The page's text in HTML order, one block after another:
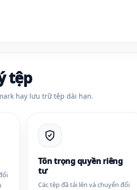
tệp
hay lưu trữ tệp dài hạn.
Tôn trọng quyền riêng
tư
Các tệp đã tải lên và chuyển đổi